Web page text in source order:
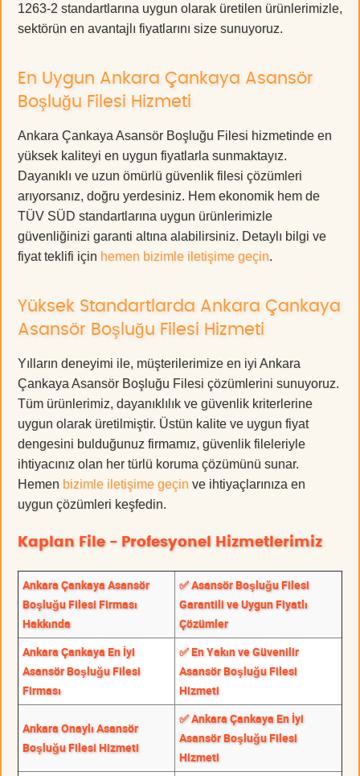
1263-2 standartlarına uygun olarak üretilen ürünlerimizle,
sektörün en avantajlı fiyatlarını size sunuyoruz.
En Uygun Ankara Çankaya Asansör
Boşluğu Filesi Hizmeti
Ankara Çankaya Asansör Boşluğu Filesi hizmetinde en
yüksek kaliteyi en uygun fiyatlarla sunmaktayız.
Dayanıklı ve uzun ömürlü güvenlik filesi çözümleri
arıyorsanız, doğru yerdesiniz. Hem ekonomik hem de
TÜV SÜD standartlarına uygun ürünlerimizle
güvenliğinizi garanti altına alabilirsiniz. Detaylı bilgi ve
fiyat teklifi için hemen bizimle iletişime geçin.
Yüksek Standartlarda Ankara Çankaya
Asansör Boşluğu Filesi Hizmeti
Yılların deneyimi ile, müşterilerimize en iyi Ankara
Çankaya Asansör Boşluğu Filesi çözümlerini sunuyoruz.
Tüm ürünlerimiz, dayanıklılık ve güvenlik kriterlerine
uygun olarak üretilmiştir. Üstün kalite ve uygun fiyat
dengesini bulduğunuz firmamız, güvenlik fileleriyle
ihtiyacınız olan her türlü koruma çözümünü sunar.
Hemen bizimle iletişime geçin ve ihtiyaçlarınıza en
uygun çözümleri keşfedin.
Kaplan File - Profesyonel Hizmetlerimiz
Ankara Çankaya Asansör
Boşluğu Filesi Firması
Hakkında
✅ Asansör Boşluğu Filesi
Garantili ve Uygun Fiyatlı
Çözümler
Ankara Çankaya En İyi
Asansör Boşluğu Filesi
Firması
✅ En Yakın ve Güvenilir
Asansör Boşluğu Filesi
Hizmeti
Ankara Onaylı Asansör
Boşluğu Filesi Hizmeti
✅ Ankara Çankaya En İyi
Asansör Boşluğu Filesi
Hizmeti